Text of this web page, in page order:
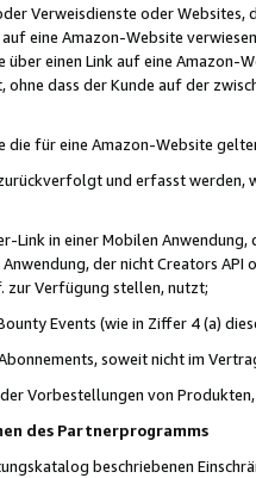
Verweisdienste oder Websites,
eine Amazon-Website
über einen Link auf eine
dass der Kunde auf der
die für eine Amazon-Website
und erfasst werden,
Link in einer Mobilen
der nicht Creators
zur Verfügung stellen, nutzt;
Events (wie in Ziffer 4 (a)
soweit nicht im
Vorbestellungen von
des Partnerprogramms
beschriebenen